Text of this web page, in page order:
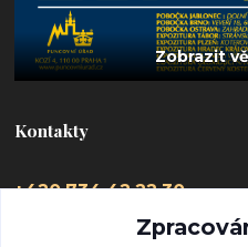
Kontakty
+420 734 42 22 30